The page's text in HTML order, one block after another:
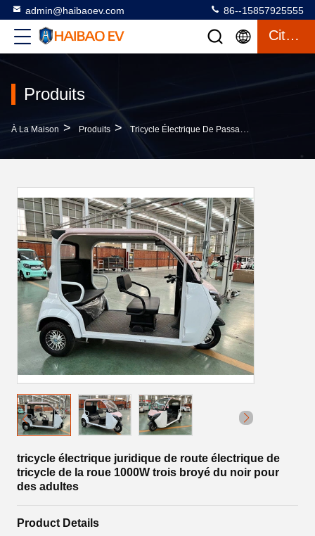
admin@haibaoev.com 86--15857925555
Citation
Produits
À La Maison > Produits > Tricycle Électrique De Passager
tricycle électrique juridique de route électrique de
tricycle de la roue 1000W trois broyé du noir pour
des adultes
Product Details